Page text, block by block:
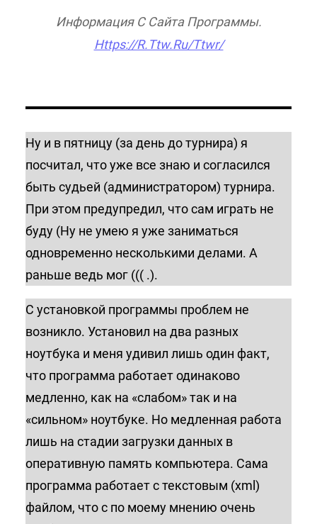
Информация С Сайта Программы.
Https://r.ttw.ru/ttwr/
Ну и в пятницу (за день до турнира) я
посчитал, что уже все знаю и согласился
быть судьей (администратором) турнира.
При этом предупредил, что сам играть не
буду (Ну не умею я уже заниматься
одновременно несколькими делами. А
раньше ведь мог ((( .).
С установкой программы проблем не
возникло. Установил на два разных
ноутбука и меня удивил лишь один факт,
что программа работает одинаково
медленно, как на «слабом» так и на
«сильном» ноутбуке. Но медленная работа
лишь на стадии загрузки данных в
оперативную память компьютера. Сама
программа работает с текстовым (xml)
файлом, что с по моему мнению очень